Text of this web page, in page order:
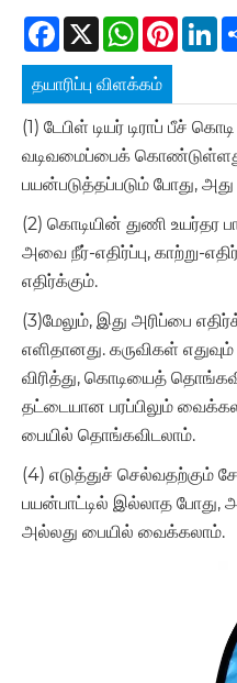
Facebook
X WhatsApp
தயாரிப்பு விளக்கம்
(1) டேபிள் டியர் டிராப் பீச்
வடிவமைப்பைக்
பயன்படுத்தப்படும் போது, ​​அது
(2) கொடியின் துணி
அவை நீர்-எதிர்ப்பு, காற்று-
எதிர்க்கும்.
(3)மேலும், இது அரிப்பை
எளிதானது. கருவிகள்
விரித்து, கொடியைத்
தட்டையான பரப்பிலும்
பையில் தொங்கவிடலாம்.
(4) எடுத்துச் செல்வதற்கும்
பயன்பாட்டில் இல்லாத போது,
அல்லது பையில் வைக்கலாம்.